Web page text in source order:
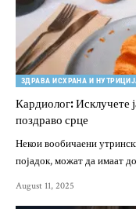
ЗДРАВА ИСХРАНА И
Кардиолог: Исклучете
поздраво срце
Некои вообичаени
појадок, можат да имаат
August 11, 2025